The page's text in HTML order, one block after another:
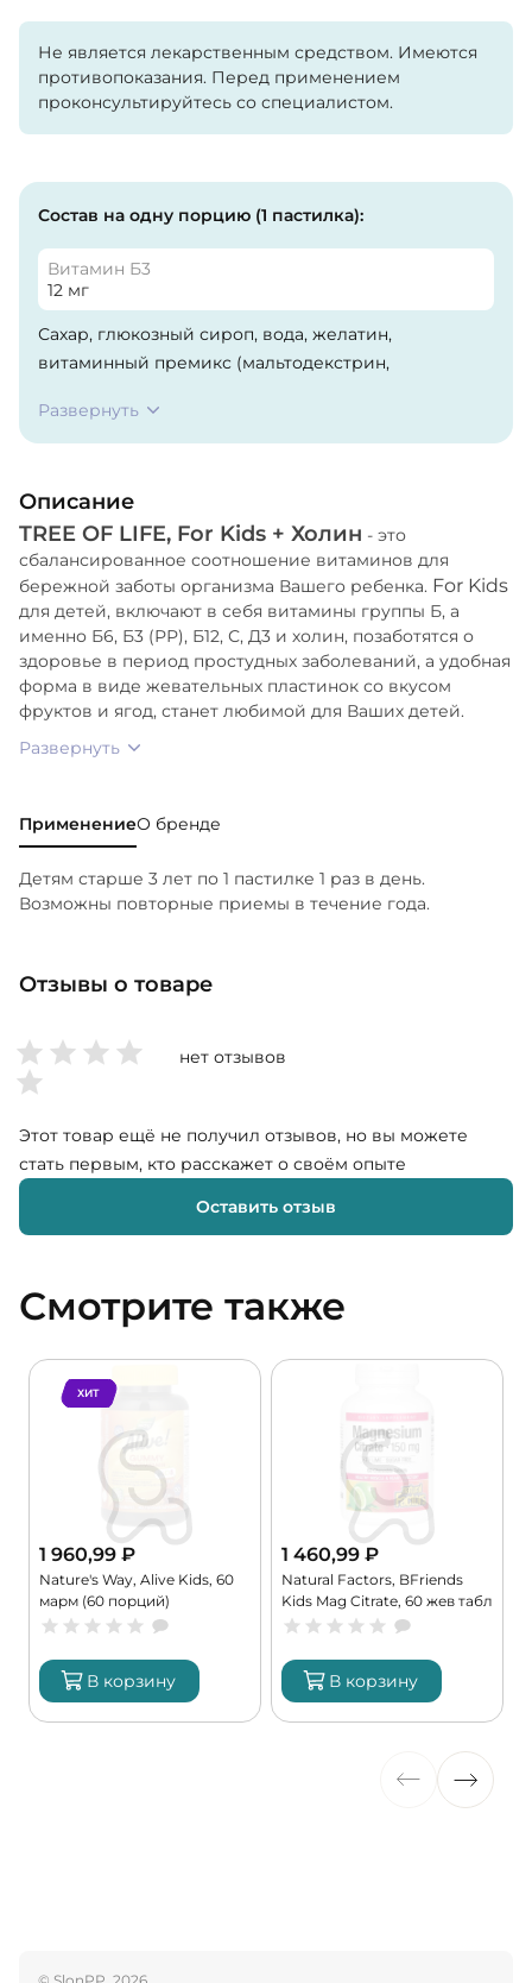
Не является лекарственным средством. Имеются
противопоказания. Перед применением
проконсультируйтесь со специалистом.
Состав на одну порцию (1 пастилка):
Витамин Б3
12 мг
Сахар, глюкозный сироп, вода, желатин,
витаминный премикс (мальтодекстрин,
ниацинамид, пиридоксина гидрохлорид, витамин
Д3, цианокобаламин), лимонная кислота
(влагоудерживающий агент), ароматизатор
натуральный "Цитрусовый микс", красители
натуральные ("Кармин", "Куркумин"),
глазирователь (масло подсолнечное, воск
пчелиный, воск карнаубский).
Развернуть
Описание
TREE OF LIFE, For Kids + Холин - это
сбалансированное соотношение витаминов для
бережной заботы организма Вашего ребенка. For Kids
для детей, включают в себя витамины группы Б, а
именно Б6, Б3 (РР), Б12, С, Д3 и холин, позаботятся о
здоровье в период простудных заболеваний, а удобная
форма в виде жевательных пластинок со вкусом
фруктов и ягод, станет любимой для Ваших детей.
Развернуть
ПрименениеО бренде
Детям старше 3 лет по 1 пастилке 1 раз в день.
Возможны повторные приемы в течение года.
Отзывы о товаре
нет отзывов
Этот товар ещё не получил отзывов, но вы можете
стать первым, кто расскажет о своём опыте
Оставить отзыв
Смотрите также
ХИТ
1 960,99 ₽
Nature's Way, Alive Kids, 60
марм (60 порций)
В корзину
1 460,99 ₽
Natural Factors, BFriends
Kids Mag Citrate, 60 жев табл
(60 порций)
В корзину